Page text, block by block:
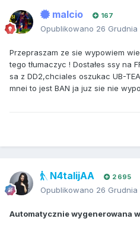
malcio 167
Opublikowano 26 Grudnia
Przepraszam ze sie wypowiem
tego tłumaczyc ! Dostałes ssy na
sa z DD2,chciales oszukac UB-
mnei to jest BAN ja juz sie nie
N4talijAA 2 695
Opublikowano 26 Grudnia
Automatycznie wygenerowana